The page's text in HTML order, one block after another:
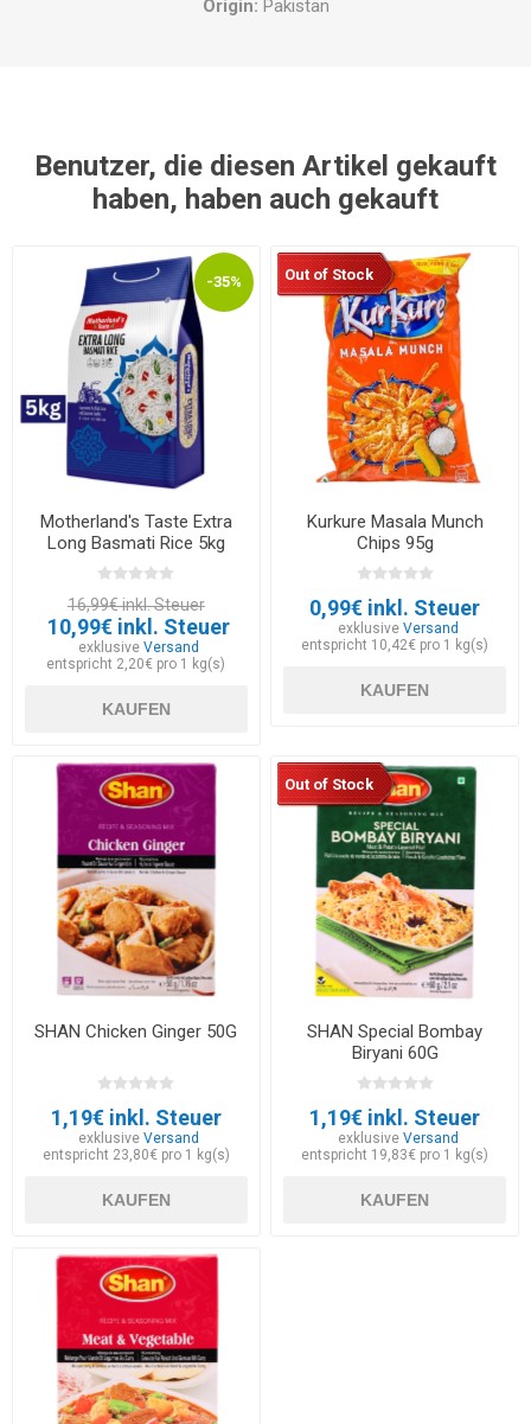
Origin: Pakistan
Benutzer, die diesen Artikel gekauft
haben, haben auch gekauft
-35%
Motherland's Taste Extra
Long Basmati Rice 5kg
16,99€ inkl. Steuer
10,99€ inkl. Steuer
exklusiveVersand
entspricht 2,20€ pro 1 kg(s)
KAUFEN
Out of Stock
Kurkure Masala Munch
Chips 95g
0,99€ inkl. Steuer
exklusive Versand
entspricht 10,42€ pro 1 kg(s)
KAUFEN
SHAN Chicken Ginger 50G
1,19€ inkl. Steuer
exklusiveVersand
entspricht 23,80€ pro 1 kg(s)
KAUFEN
Out of Stock
SHAN Special Bombay
Biryani 60G
1,19€ inkl. Steuer
exklusive Versand
entspricht 19,83€ pro 1 kg(s)
KAUFEN